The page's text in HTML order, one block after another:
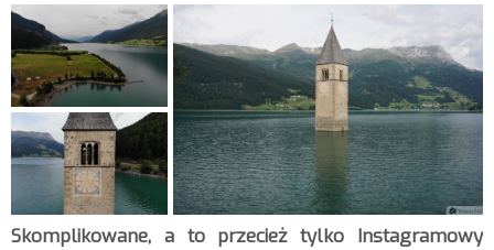
Skomplikowane, a to przecież tylko Instagramowy